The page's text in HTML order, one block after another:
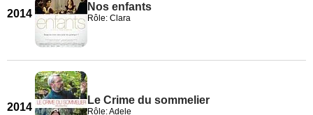
2014
Nos enfants
Rôle: Clara
2014
Le Crime du sommelier
Rôle: Adele